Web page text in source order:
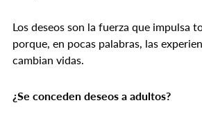
Los deseos son la fuerza que impulsa
porque, en pocas palabras, las
cambian vidas.
¿Se conceden deseos a adultos?